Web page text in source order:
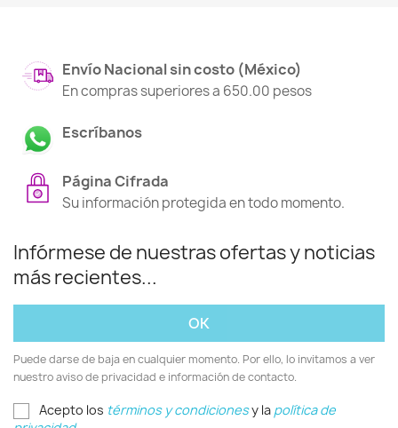
Envío Nacional sin costo (México)
En compras superiores a 650.00 pesos
Escríbanos
Página Cifrada
Su información protegida en todo momento.
Infórmese de nuestras ofertas y noticias
más recientes...
Puede darse de baja en cualquier momento. Por ello, lo invitamos a ver
nuestro aviso de privacidad e información de contacto.
Acepto los términos y condicionesy la política de